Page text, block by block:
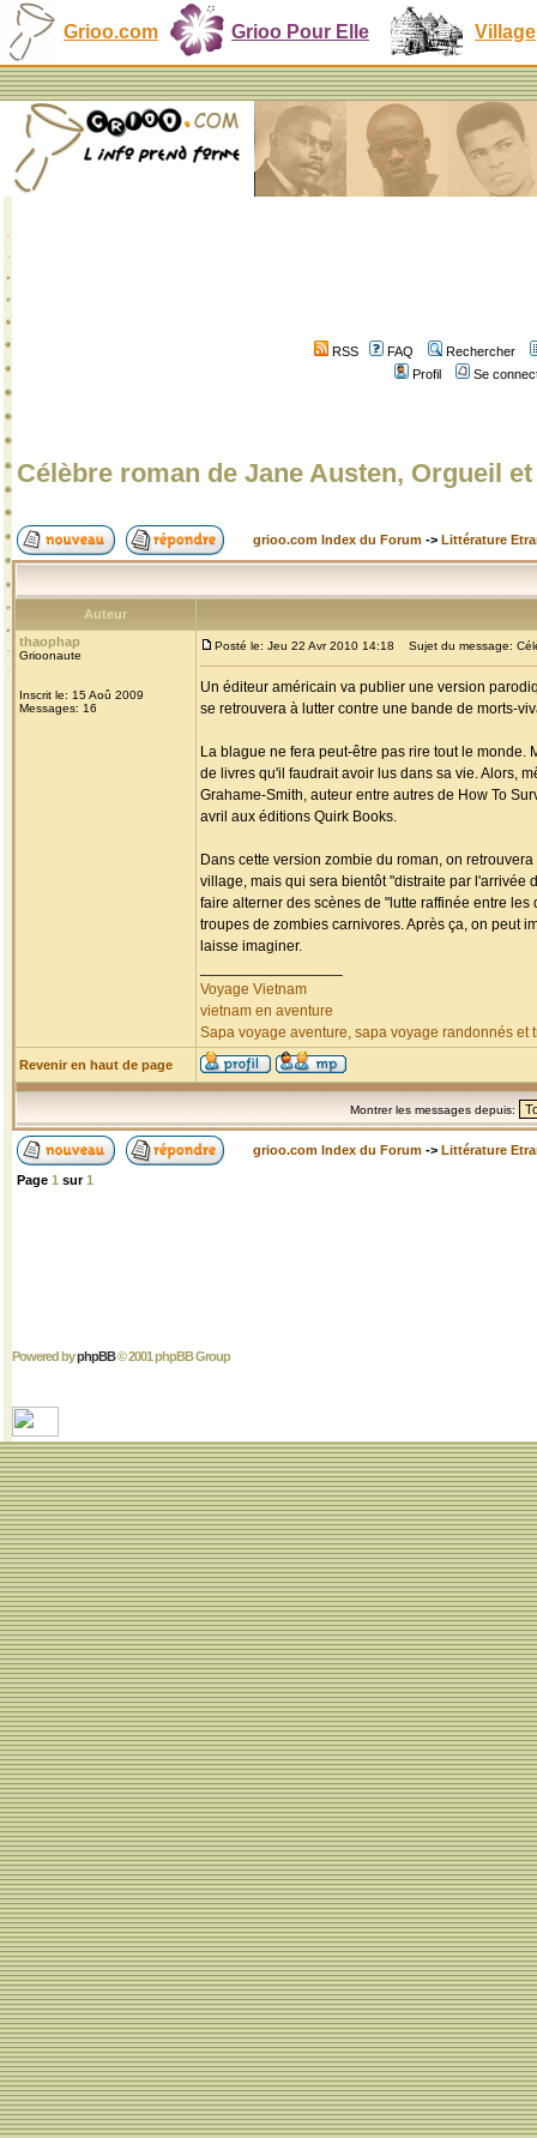
Grioo.com Grioo Pour Elle Village
RSS FAQ
Rechercher
Profil
Se
Célèbre roman de Jane Austen, Orgueil
grioo.com Index du Forum -> Littérature
Auteur
thaophap
Grioonaute
Inscrit le: 15 Aoû 2009
Messages: 16
Posté le: Jeu 22 Avr 2010 14:18 Sujet du message:
Un éditeur américain va publier une version
se retrouvera à lutter contre une bande de morts-
La blague ne fera peut-être pas rire tout le
de livres qu'il faudrait avoir lus dans sa vie. Alors,
Grahame-Smith, auteur entre autres de How To
avril aux éditions Quirk Books.
Dans cette version zombie du roman, on
village, mais qui sera bientôt "distraite par l'arrivée
faire alterner des scènes de "lutte raffinée entre
troupes de zombies carnivores. Après ça, on peut
laisse imaginer.
Voyage Vietnam
vietnam en aventure
Sapa voyage aventure, sapa voyage randonnés et
Revenir en haut de page
Montrer les messages depuis:
grioo.com Index du Forum -> Littérature
Page 1 sur1
Powered byphpBB© 2001 phpBB Group